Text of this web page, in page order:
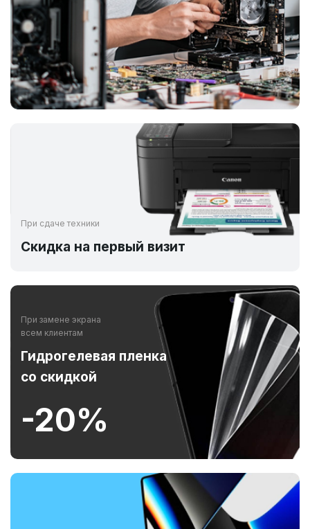
При сдаче техники
Скидка на первый визит
При замене экрана
всем клиентам
Гидрогелевая пленка
со скидкой
-20%